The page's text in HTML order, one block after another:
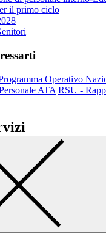
il primo ciclo
Operativo
ATA RSU -